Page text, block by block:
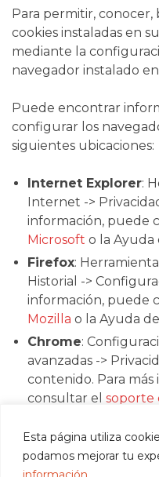
Esta página utiliza
podamos mejorar tu
Para permitir,
cookies instaladas en
mediante la
navegador instalado
Puede encontrar
configurar los
siguientes ubicaciones:
Internet Explorer:
Internet ->
información, puede
Microsoft o la Ayuda
Firefox:
Historial ->
información, puede
Mozilla o la Ayuda
Chrome:
avanzadas ->
contenido. Para
consultar el soporte
Safari: Preferencias
información, puede